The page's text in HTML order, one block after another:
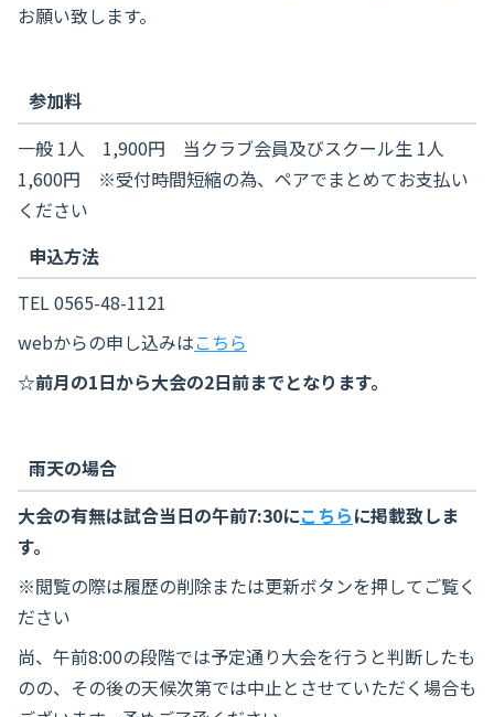
お願い致します。
参加料
一般 1人 1,900円 当クラブ会員及びスクール生 1人
1,600円 ※受付時間短縮の為、ペアでまとめてお支払い
ください
申込方法
TEL 0565-48-1121
webからの申し込みはこちら
☆前月の1日から大会の2日前までとなります。
雨天の場合
大会の有無は試合当日の午前7:30にこちらに掲載致しま
す。
※閲覧の際は履歴の削除または更新ボタンを押してご覧く
ださい
尚、午前8:00の段階では予定通り大会を行うと判断したも
のの、その後の天候次第では中止とさせていただく場合も